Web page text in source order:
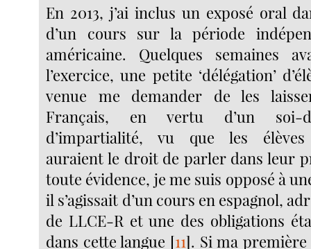
En 2013, j’ai inclus un exposé oral
d’un cours sur la période
américaine. Quelques semaines
l’exercice, une petite ‘délégation’
venue me demander de les
Français, en vertu d’un soi-
d’impartialité, vu que les élèves
auraient le droit de parler dans leur
toute évidence, je me suis opposé à
il s’agissait d’un cours en espagnol,
de LLCE-R et une des obligations
dans cette langue [11]. Si ma